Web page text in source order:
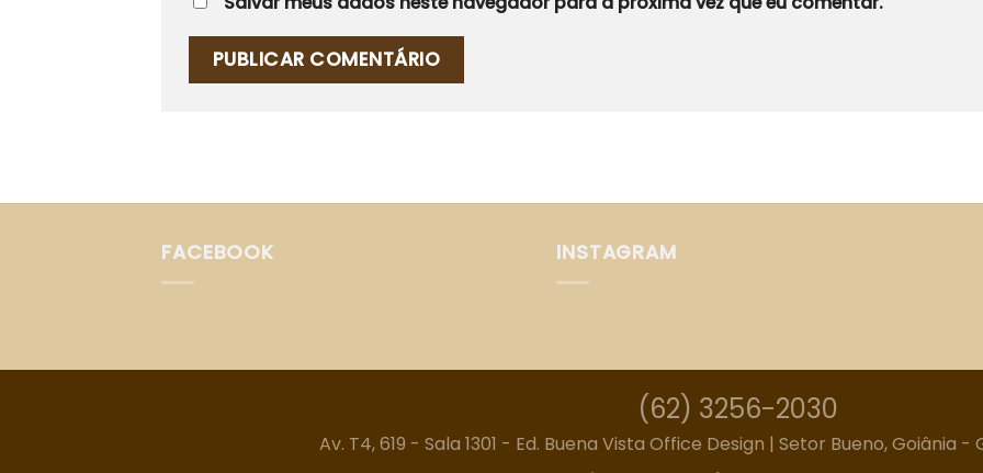
FACEBOOK INSTAGRAM
(62) 3256-2030
Av. T4, 619 - Sala 1301 - Ed. Buena Vista Office Design | Setor Bueno, Goiânia